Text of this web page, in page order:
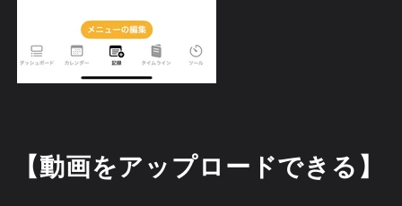
【動画をアップロードできる】